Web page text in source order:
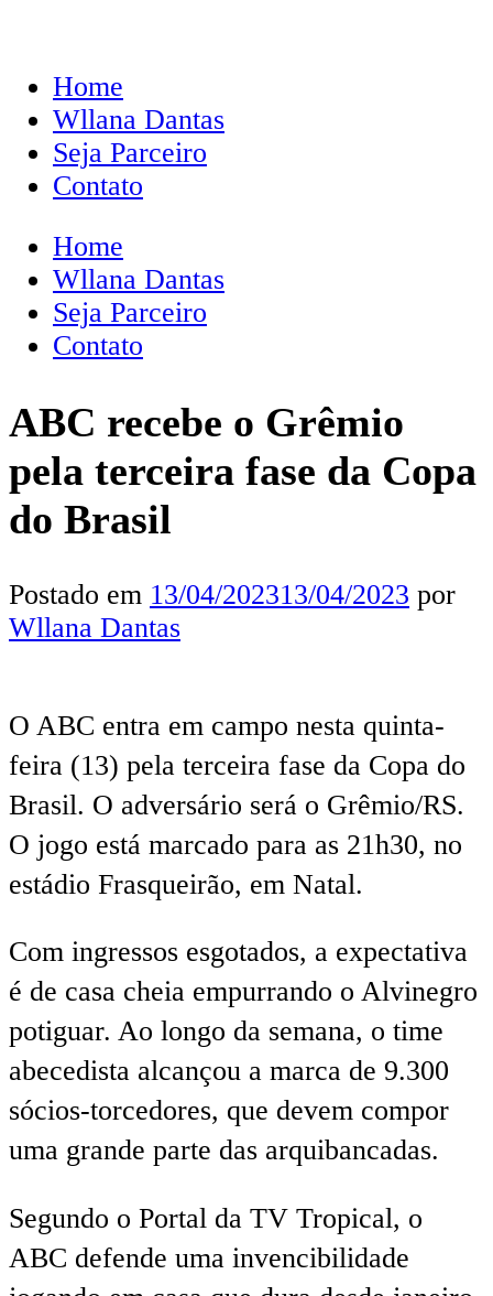
Home
Wllana Dantas
Seja Parceiro
Contato
Home
Wllana Dantas
Seja Parceiro
Contato
ABC recebe o Grêmio
pela terceira fase da Copa
do Brasil
Postado em 13/04/202313/04/2023 por
Wllana Dantas
O ABC entra em campo nesta quinta-
feira (13) pela terceira fase da Copa do
Brasil. O adversário será o Grêmio/RS.
O jogo está marcado para as 21h30, no
estádio Frasqueirão, em Natal.
Com ingressos esgotados, a expectativa
é de casa cheia empurrando o Alvinegro
potiguar. Ao longo da semana, o time
abecedista alcançou a marca de 9.300
sócios-torcedores, que devem compor
uma grande parte das arquibancadas.
Segundo o Portal da TV Tropical, o
ABC defende uma invencibilidade